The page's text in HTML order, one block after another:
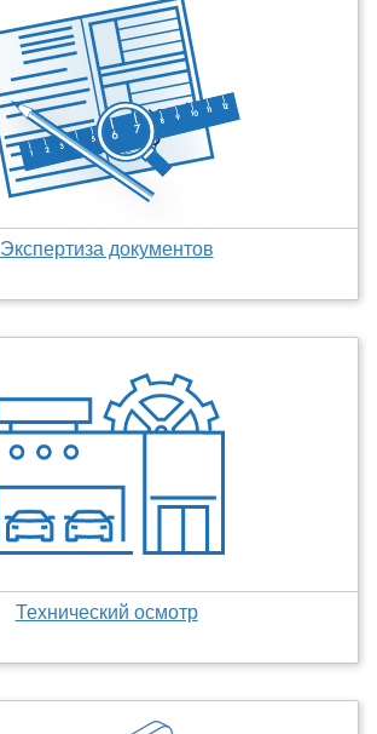
Экспертиза документов
Технический осмотр